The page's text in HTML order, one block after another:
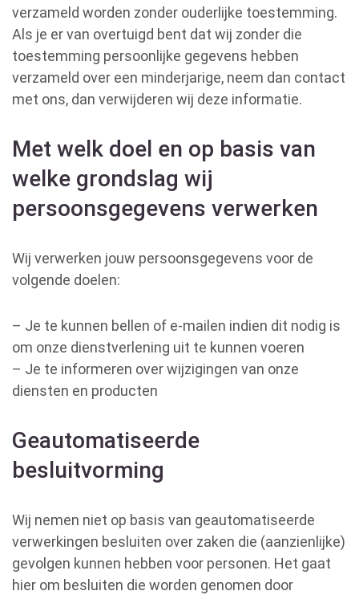
verzameld worden zonder ouderlijke toestemming.
Als je er van overtuigd bent dat wij zonder die
toestemming persoonlijke gegevens hebben
verzameld over een minderjarige, neem dan contact
met ons, dan verwijderen wij deze informatie.
Met welk doel en op basis van
welke grondslag wij
persoonsgegevens verwerken
Wij verwerken jouw persoonsgegevens voor de
volgende doelen:
– Je te kunnen bellen of e-mailen indien dit nodig is
om onze dienstverlening uit te kunnen voeren
– Je te informeren over wijzigingen van onze
diensten en producten
Geautomatiseerde
besluitvorming
Wij nemen niet op basis van geautomatiseerde
verwerkingen besluiten over zaken die (aanzienlijke)
gevolgen kunnen hebben voor personen. Het gaat
hier om besluiten die worden genomen door